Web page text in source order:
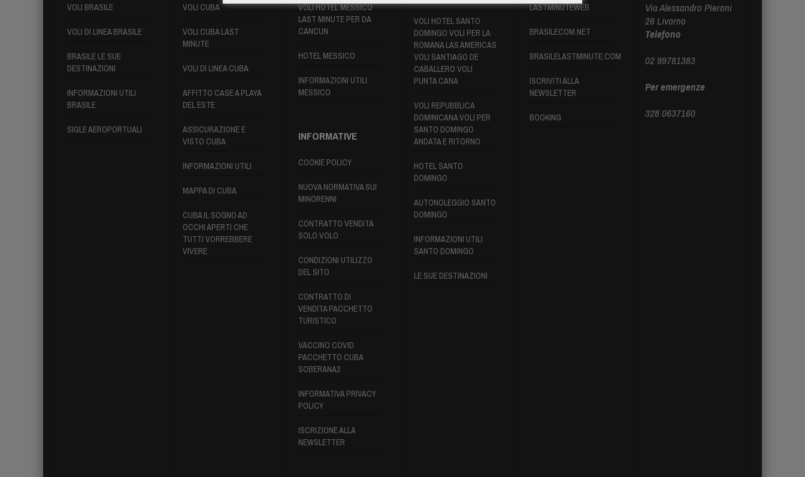
VOLI BRASILE
VOLI DI LINEA BRASILE
BRASILE LE SUE
DESTINAZIONI
INFORMAZIONI UTILI
BRASILE
SIGLE AEROPORTUALI
VOLI CUBA
VOLI CUBA LAST
MINUTE
VOLI DI LINEA CUBA
AFFITTO CASE A PLAYA
DEL ESTE
ASSICURAZIONE E
VISTO CUBA
INFORMAZIONI UTILI
MAPPA DI CUBA
CUBA IL SOGNO AD
OCCHI APERTI CHE
TUTTI VORREBBERE
VIVERE
VOLI HOTEL MESSICO
LAST MINUTE PER DA
CANCUN
HOTEL MESSICO
INFORMAZIONI UTILI
MESSICO
INFORMATIVE
COOKIE POLICY
NUOVA NORMATIVA SUI
MINORENNI
CONTRATTO VENDITA
SOLO VOLO
CONDIZIONI UTILIZZO
DEL SITO
CONTRATTO DI
VENDITA PACCHETTO
TURISTICO
VACCINO COVID
PACCHETTO CUBA
SOBERANA2
INFORMATIVA PRIVACY
POLICY
ISCRIZIONE ALLA
NEWSLETTER
VOLI HOTEL SANTO
DOMINGO VOLI PER LA
ROMANA LAS AMERICAS
VOLI SANTIAGO DE
CABALLERO VOLI
PUNTA CANA
VOLI REPUBBLICA
DOMINICANA VOLI PER
SANTO DOMINGO
ANDATA E RITORNO
HOTEL SANTO
DOMINGO
AUTONOLEGGIO SANTO
DOMINGO
INFORMAZIONI UTILI
SANTO DOMINGO
LE SUE DESTINAZIONI
LASTMINUTEWEB
BRASILECOM.NET
BRASILELASTMINUTE.COM
ISCRIVITI ALLA
NEWSLETTER
BOOKING
Via Alessandro Pieroni
26 Livorno
Telefono
02 99781383
Per emergenze
328 0637160